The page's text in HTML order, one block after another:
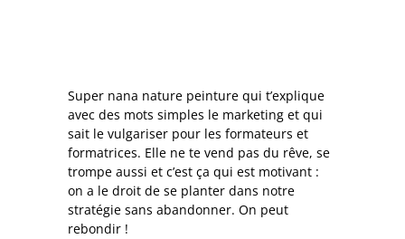
Super nana nature peinture qui t’explique
avec des mots simples le marketing et qui
sait le vulgariser pour les formateurs et
formatrices. Elle ne te vend pas du rêve, se
trompe aussi et c’est ça qui est motivant :
on a le droit de se planter dans notre
stratégie sans abandonner. On peut
rebondir !